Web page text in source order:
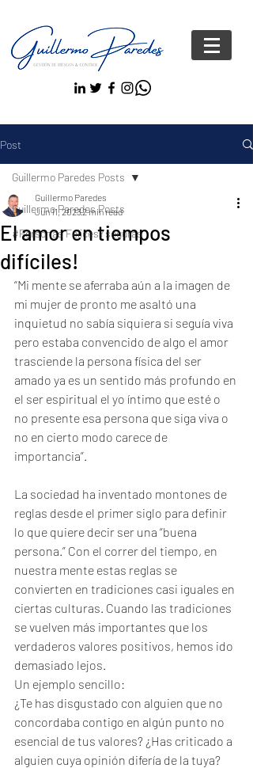
Post
Guillermo Paredes Posts
#Personas FelicesYseguras
Guillermo Paredes Posts
El amor en tiempos
difíciles!
Guillermo Paredes
Jun 11, 20232 min read
“Mi mente se aferraba aún a la imagen de
mi mujer de pronto me asaltó una
inquietud no sabía siquiera si seguía viva
pero estaba convencido de algo el amor
trasciende la persona física del ser
amado ya es un sentido más profundo en
el ser espiritual el yo íntimo que esté o
no presente esa persona que siga viva o
no en cierto modo carece de
importancia”.
La sociedad ha inventado montones de
reglas desde el primer siglo para definir
lo que quiere decir ser una “buena
persona.” Con el correr del tiempo, en
nuestra mente estas reglas se
convierten en tradiciones casi iguales en
ciertas culturas. Cuando las tradiciones
se vuelven más importantes que los
verdaderos valores positivos, hemos ido
demasiado lejos.
Un ejemplo sencillo:
¿Te has disgustado con alguien que no
concordaba contigo en algún punto no
esencial de tus valores? ¿Has criticado a
alguien cuya opinión difería de la tuya?